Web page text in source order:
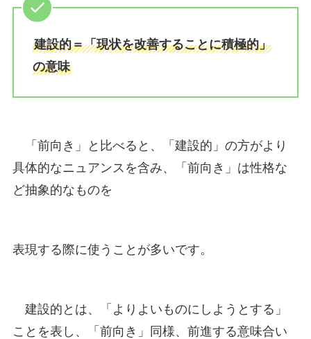
建設的＝「現状を改善することに積極的」
の意味
「前向き」と比べると、「建設的」の方がより
具体的なニュアンスを含み、「前向き」は性格な
ど抽象的なものを
表現する際に使うことが多いです。
建設的とは、「よりよいものにしようとする」
ことを表し、「前向き」同様、前進する意味合い